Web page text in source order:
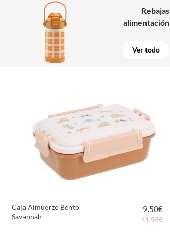
Rebajas
alimentación
Ver todo
Caja Almuerzo Bento
Savannah
9.50€
11.95€